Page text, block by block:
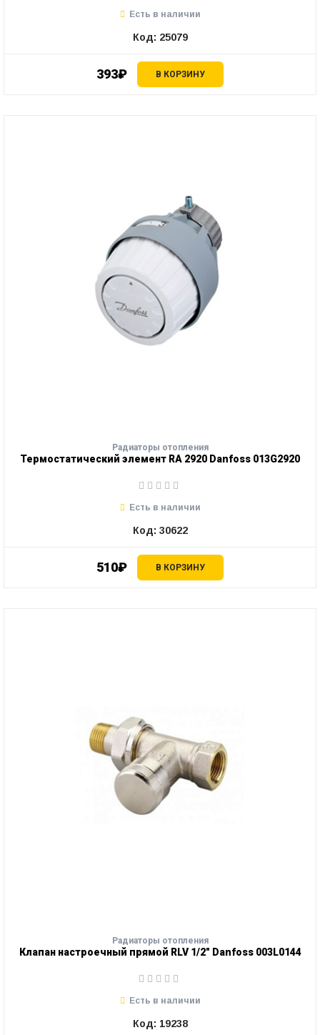
393₽ В КОРЗИНУ
Есть в наличии
Код: 25079
Радиаторы отопления
Термостатический элемент RA 2920 Danfoss 013G2920
510₽ В КОРЗИНУ
Есть в наличии
Код: 30622
Радиаторы отопления
Клапан настроечный прямой RLV 1/2" Danfoss 003L0144
Есть в наличии
Код: 19238